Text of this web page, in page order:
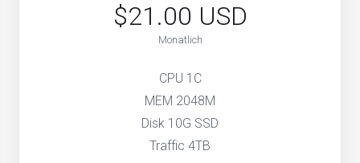
$21.00 USD
Monatlich
CPU 1C
MEM 2048M
Disk 10G SSD
Traffic 4TB